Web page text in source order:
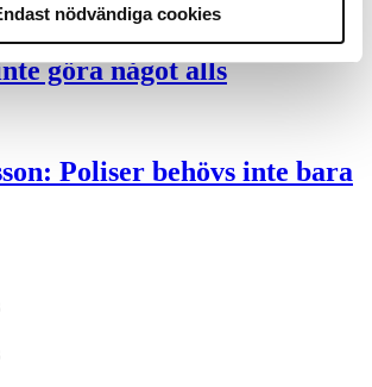
nödvändiga cookies
för höga krav på evidens
göra något alls
Poliser behövs inte bara